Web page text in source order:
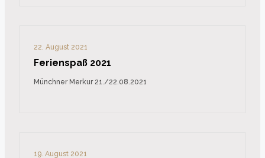
22. August 2021
Ferienspaß 2021
Münchner Merkur 21./22.08.2021
19. August 2021